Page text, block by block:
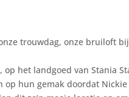
trouwdag, onze bruiloft
het landgoed van Stania
op hun gemak doordat